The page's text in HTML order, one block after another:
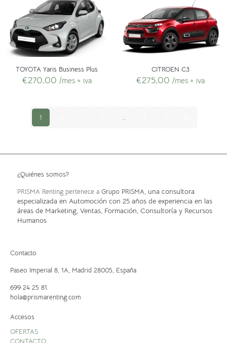
TOYOTA Yaris Business Plus
€270,00 /mes + iva
CITROEN C3
€275,00 /mes + iva
1 …
¿Quiénes somos?
PRISMA Renting pertenece a Grupo PRISMA, una consultora
especializada en Automoción con 25 años de experiencia en las
áreas de Marketing, Ventas, Formación, Consultoría y Recursos
Humanos
Contacto
Paseo Imperial 8, 1A, Madrid 28005, España
699 24 25 81
hola@prismarenting.com
Accesos
OFERTAS